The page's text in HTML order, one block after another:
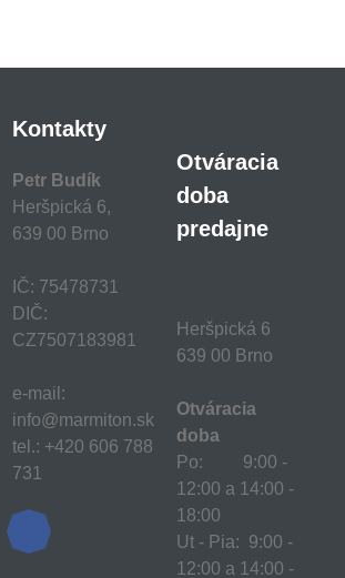
Kontakty
Petr Budík
Heršpická 6,
639 00 Brno
IČ: 75478731
DIČ:
CZ7507183981
e-mail:
info@marmiton.sk
tel.: +420 606 788
731
Otváracia
doba
predajne
Heršpická 6
639 00 Brno
Otváracia
doba
Po: 9:00 -
12:00 a 14:00 -
18:00
Ut - Pia: 9:00 -
12:00 a 14:00 -